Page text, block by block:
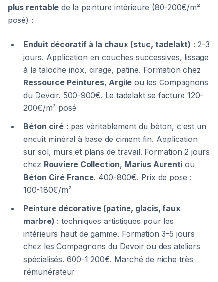
plus rentable de la peinture intérieure (80-200€/m²
posé) :
Enduit décoratif à la chaux (stuc, tadelakt) : 2-3
jours. Application en couches successives, lissage
à la taloche inox, cirage, patine. Formation chez
Ressource Peintures, Argile ou les Compagnons
du Devoir. 500-900€. Le tadelakt se facture 120-
200€/m² posé
Béton ciré : pas véritablement du béton, c'est un
enduit minéral à base de ciment fin. Application
sur sol, murs et plans de travail. Formation 2 jours
chez Rouviere Collection, Marius Aurenti ou
Béton Ciré France. 400-800€. Prix de pose :
100-180€/m²
Peinture décorative (patine, glacis, faux
marbre) : techniques artistiques pour les
intérieurs haut de gamme. Formation 3-5 jours
chez les Compagnons du Devoir ou des ateliers
spécialisés. 600-1 200€. Marché de niche très
rémunérateur